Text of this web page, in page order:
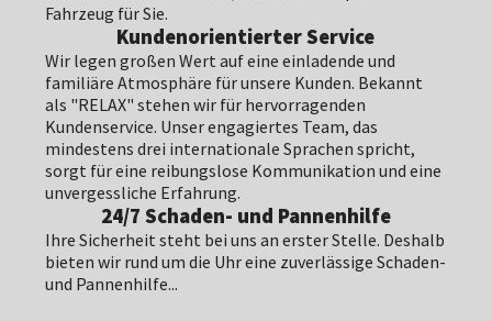
Fahrzeug für Sie.
Kundenorientierter Service
Wir legen großen Wert auf eine einladende und
familiäre Atmosphäre für unsere Kunden. Bekannt
als "RELAX" stehen wir für hervorragenden
Kundenservice. Unser engagiertes Team, das
mindestens drei internationale Sprachen spricht,
sorgt für eine reibungslose Kommunikation und eine
unvergessliche Erfahrung.
24/7 Schaden- und Pannenhilfe
Ihre Sicherheit steht bei uns an erster Stelle. Deshalb
bieten wir rund um die Uhr eine zuverlässige Schaden-
und Pannenhilfe...